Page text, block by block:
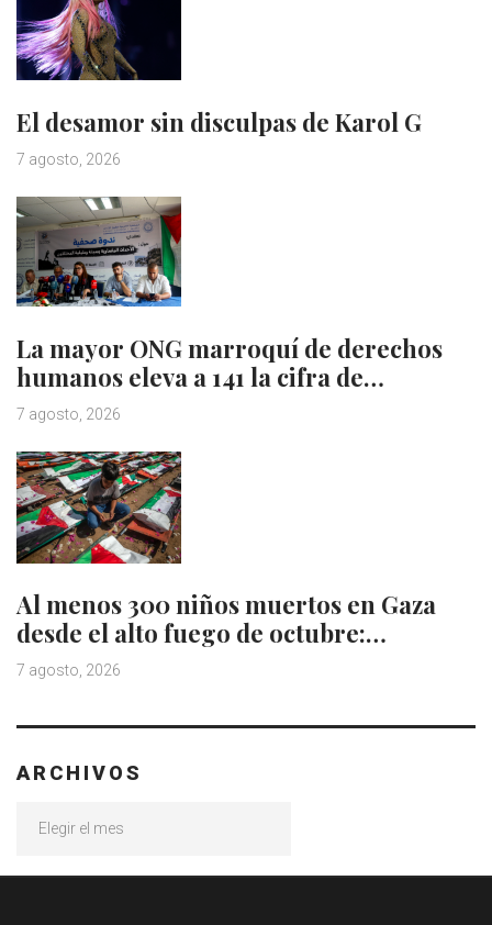
El desamor sin disculpas de Karol G
7 agosto, 2026
La mayor ONG marroquí de derechos
humanos eleva a 141 la cifra de…
7 agosto, 2026
Al menos 300 niños muertos en Gaza
desde el alto fuego de octubre:…
7 agosto, 2026
ARCHIVOS